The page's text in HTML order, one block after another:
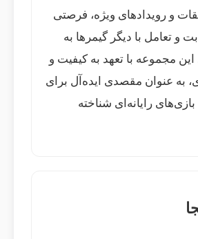
و رویدادهای ویژه، فرصتی
و تعامل با دیگر گیمرها به
مجموعه با تعهد به کیفیت و
به عنوان مقصدی ایده‌آل برای
رایانه‌ای شناخته